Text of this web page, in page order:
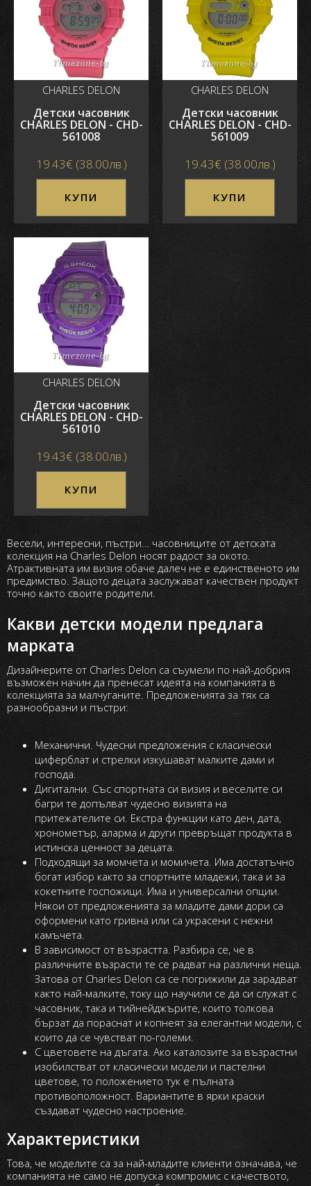
CHARLES DELON
Детски часовник
CHARLES DELON - CHD-
561008
19.43€ (38.00лв.)
КУПИ
CHARLES DELON
Детски часовник
CHARLES DELON - CHD-
561009
19.43€ (38.00лв.)
КУПИ
CHARLES DELON
Детски часовник
CHARLES DELON - CHD-
561010
19.43€ (38.00лв.)
КУПИ
Весели, интересни, пъстри… часовниците от детската
колекция на Charles Delon носят радост за окото.
Атрактивната им визия обаче далеч не е единственото им
предимство. Защото децата заслужават качествен продукт
точно както своите родители.
Какви детски модели предлага
марката
Дизайнерите от Charles Delon са съумели по най-добрия
възможен начин да пренесат идеята на компанията в
колекцията за малчуганите. Предложенията за тях са
разнообразни и пъстри:
Механични. Чудесни предложения с класически
циферблат и стрелки изкушават малките дами и
господа.
Дигитални. Със спортната си визия и веселите си
багри те допълват чудесно визията на
притежателите си. Екстра функции като ден, дата,
хронометър, аларма и други превръщат продукта в
истинска ценност за децата.
Подходящи за момчета и момичета. Има достатъчно
богат избор както за спортните младежи, така и за
кокетните госпожици. Има и универсални опции.
Някои от предложенията за младите дами дори са
оформени като гривна или са украсени с нежни
камъчета.
В зависимост от възрастта. Разбира се, че в
различните възрасти те се радват на различни неща.
Затова от Charles Delon са се погрижили да зарадват
както най-малките, току що научили се да си служат с
часовник, така и тийнейджърите, които толкова
бързат да пораснат и копнеят за елегантни модели, с
които да се чувстват по-големи.
С цветовете на дъгата. Ако каталозите за възрастни
изобилстват от класически модели и пастелни
цветове, то положението тук е пълната
противоположност. Вариантите в ярки краски
създават чудесно настроение.
Характеристики
Това, че моделите са за най-младите клиенти означава, че
компанията не само не допуска компромис с качеството,